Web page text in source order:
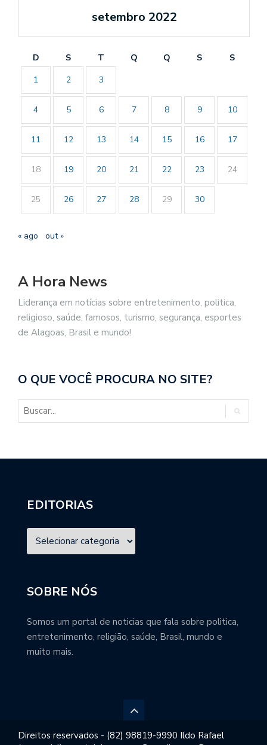
setembro 2022
D S T Q Q S
S
1
2 3
4 5 6 7 8 9 10
11 12 13 14 15 16 17
18 19 20 21 22 23 24
25 26 27 28 29 30
« ago out »
A Hora News
Liderança em notícias sobre entretenimento, politica,
religioso, saúde, famosos, turismo, segurança, esportes
de Alagoas, Brasil e mundo!
O QUE VOCÊ PROCURA NO SITE?
EDITORIAS
SOBRE NÓS
Somos um portal de noticias que fala sobre politica,
entretenimento, religião, saúde, Brasil, mundo e
muito mais.
Direitos reservados - (82) 98819-9990 Ildo Rafael